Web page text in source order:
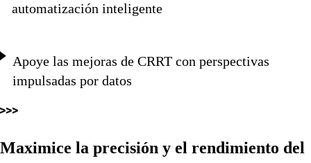
automatización inteligente
Apoye las mejoras de CRRT con perspectivas
impulsadas por datos
Maximice la precisión y el rendimiento del